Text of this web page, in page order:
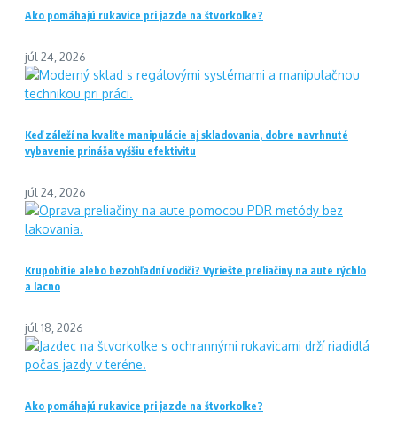
Ako pomáhajú rukavice pri jazde na štvorkolke?
júl 24, 2026
Keď záleží na kvalite manipulácie aj skladovania, dobre navrhnuté
vybavenie prináša vyššiu efektivitu
júl 24, 2026
Krupobitie alebo bezohľadní vodiči? Vyriešte preliačiny na aute rýchlo
a lacno
júl 18, 2026
Ako pomáhajú rukavice pri jazde na štvorkolke?